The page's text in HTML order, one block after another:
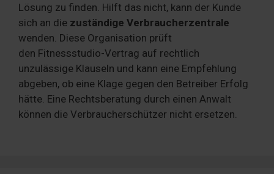
Lösung zu finden. Hilft das nicht, kann der Kunde
sich an die zuständige Verbraucherzentrale
wenden. Diese Organisation prüft
den Fitnessstudio-Vertrag auf rechtlich
unzulässige Klauseln und kann eine Empfehlung
abgeben, ob eine Klage gegen den Betreiber Erfolg
hätte. Eine Rechtsberatung durch einen Anwalt
können die Verbraucherschützer nicht ersetzen.